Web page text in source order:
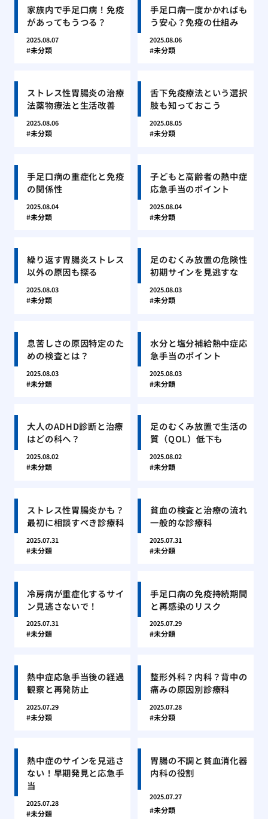
家族内で手足口病！免疫
があってもうつる？
2025.08.07
未分類
手足口病一度かかればも
う安心？免疫の仕組み
2025.08.06
未分類
ストレス性胃腸炎の治療
法薬物療法と生活改善
2025.08.06
未分類
舌下免疫療法という選択
肢も知っておこう
2025.08.05
未分類
手足口病の重症化と免疫
の関係性
2025.08.04
未分類
子どもと高齢者の熱中症
応急手当のポイント
2025.08.04
未分類
繰り返す胃腸炎ストレス
以外の原因も探る
2025.08.03
未分類
足のむくみ放置の危険性
初期サインを見逃すな
2025.08.03
未分類
息苦しさの原因特定のた
めの検査とは？
2025.08.03
未分類
水分と塩分補給熱中症応
急手当のポイント
2025.08.03
未分類
大人のADHD診断と治療
はどの科へ？
2025.08.02
未分類
足のむくみ放置で生活の
質（QOL）低下も
2025.08.02
未分類
ストレス性胃腸炎かも？
最初に相談すべき診療科
2025.07.31
未分類
貧血の検査と治療の流れ
一般的な診療科
2025.07.31
未分類
冷房病が重症化するサイ
ン見逃さないで！
2025.07.31
未分類
手足口病の免疫持続期間
と再感染のリスク
2025.07.29
未分類
熱中症応急手当後の経過
観察と再発防止
2025.07.29
未分類
整形外科？内科？背中の
痛みの原因別診療科
2025.07.28
未分類
熱中症のサインを見逃さ
ない！早期発見と応急手
当
2025.07.28
未分類
胃腸の不調と貧血消化器
内科の役割
2025.07.27
未分類